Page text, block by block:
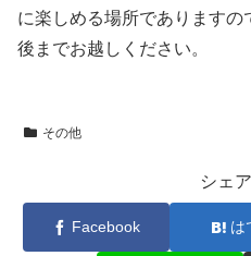
に楽しめる場所であります
後までお越しください。
その他
シェ
Facebook は